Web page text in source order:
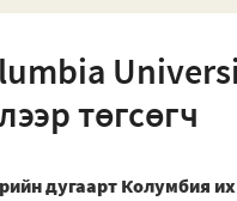
төгсөгч
дугаарт Колумбия